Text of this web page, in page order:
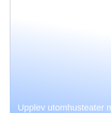
Upplev utomhusteater